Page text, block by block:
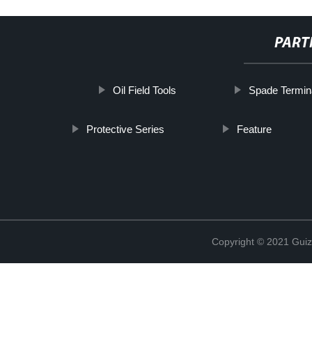
Oil Field Tools Spade
Protective Series Feature
Copyright © 2021